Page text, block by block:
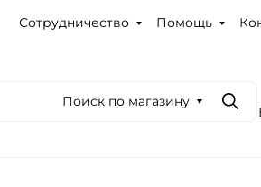
Сотрудничество Помощь
Поиск по магазину